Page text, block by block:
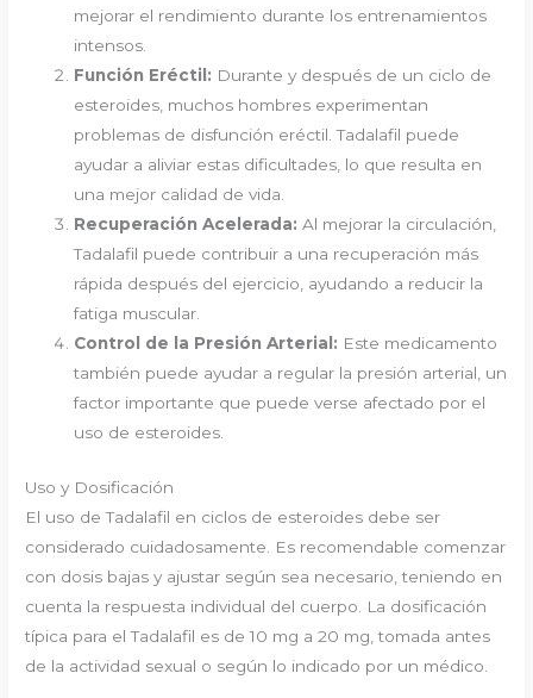
mejorar el rendimiento durante los entrenamientos
intensos.
Función Eréctil: Durante y después de un ciclo de
esteroides, muchos hombres experimentan
problemas de disfunción eréctil. Tadalafil puede
ayudar a aliviar estas dificultades, lo que resulta en
una mejor calidad de vida.
Recuperación Acelerada: Al mejorar la circulación,
Tadalafil puede contribuir a una recuperación más
rápida después del ejercicio, ayudando a reducir la
fatiga muscular.
Control de la Presión Arterial: Este medicamento
también puede ayudar a regular la presión arterial, un
factor importante que puede verse afectado por el
uso de esteroides.
Uso y Dosificación
El uso de Tadalafil en ciclos de esteroides debe ser
considerado cuidadosamente. Es recomendable comenzar
con dosis bajas y ajustar según sea necesario, teniendo en
cuenta la respuesta individual del cuerpo. La dosificación
típica para el Tadalafil es de 10 mg a 20 mg, tomada antes
de la actividad sexual o según lo indicado por un médico.